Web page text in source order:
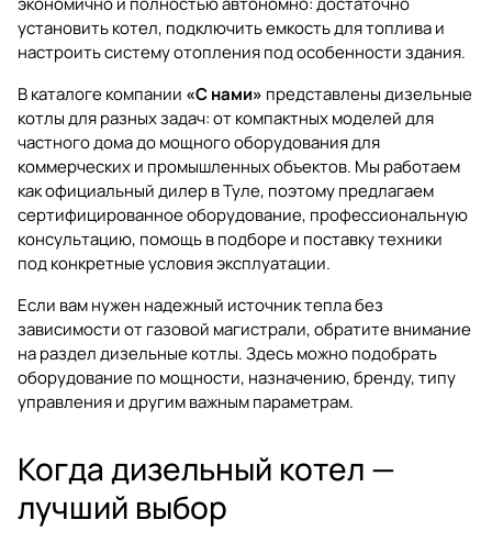
установить котел, подключить емкость для топлива и
настроить систему отопления под особенности здания.
В каталоге компании «С нами» представлены дизельные
котлы для разных задач: от компактных моделей для
частного дома до мощного оборудования для
коммерческих и промышленных объектов. Мы работаем
как официальный дилер в Туле, поэтому предлагаем
сертифицированное оборудование, профессиональную
консультацию, помощь в подборе и поставку техники
под конкретные условия эксплуатации.
Если вам нужен надежный источник тепла без
зависимости от газовой магистрали, обратите внимание
на разделдизельные котлы. Здесь можно подобрать
оборудование по мощности, назначению, бренду, типу
управления и другим важным параметрам.
Когда дизельный котел —
лучший выбор